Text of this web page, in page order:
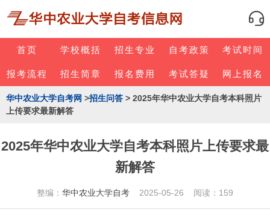
首页 学校概括 招生专业 自考政策 考试时间
报考流程 招生简章 报名费用 考试答疑 网上报名
华中农业大学自考网 >招生问答 > 2025年华中农业大学自考本科照片
上传要求最新解答
2025年华中农业大学自考本科照片上传要求最
新解答
整编： 华中农业大学自考 2025-05-26 阅读：159